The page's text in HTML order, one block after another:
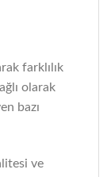
farklılık
olarak
bazı
ve